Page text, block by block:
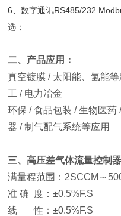
6、数字通讯RS485/232
选；
二、产品应用：
真空镀膜 / 太阳能、氢能
工 / 电力冶金
环保 / 食品包装 / 生物医药
器 / 制气配气系统等应用
三、高压差气体流量控制
满量程范围：2SCCM～
准 确 度：±0.5%F.S
线 性：±0.5%F.S